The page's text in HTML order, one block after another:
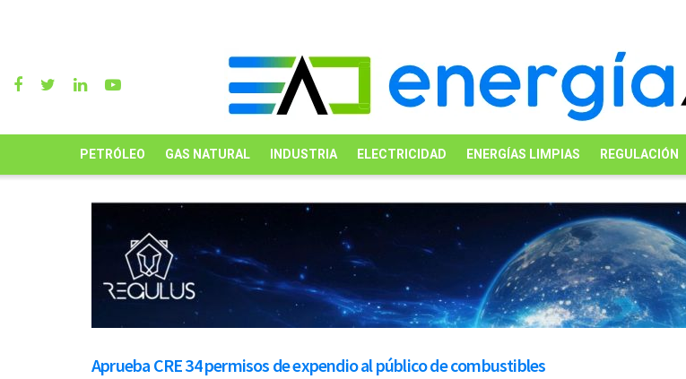
PETRÓLEO GAS NATURAL INDUSTRIA ELECTRICIDAD ENERGÍAS LIMPIAS REGULACIÓN
Aprueba CRE 34 permisos de expendio al público de combustibles